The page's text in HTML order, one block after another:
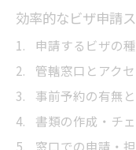
効率的なビザ申請
申請するビザの
管轄窓口とアク
事前予約の有無
書類の作成・チ
窓口での申請・